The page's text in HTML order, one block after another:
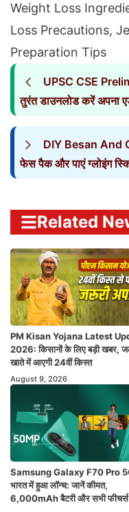
Weight Loss
Loss Precautions,
Preparation Tips
UPSC CSE
तुरंत डाउनलोड करें अपना
DIY Besan And
फेस पैक और पाएं ग्लोइंग
Related
PM Kisan Yojana Latest
2026: किसानों के लिए बड़ी खबर,
खाते में आएगी 24वीं किस्त
August 9, 2026
Samsung Galaxy F70 Pro
भारत में हुआ लॉन्च: जानें कीमत,
6,000mAh बैटरी और सभी फीचर्स